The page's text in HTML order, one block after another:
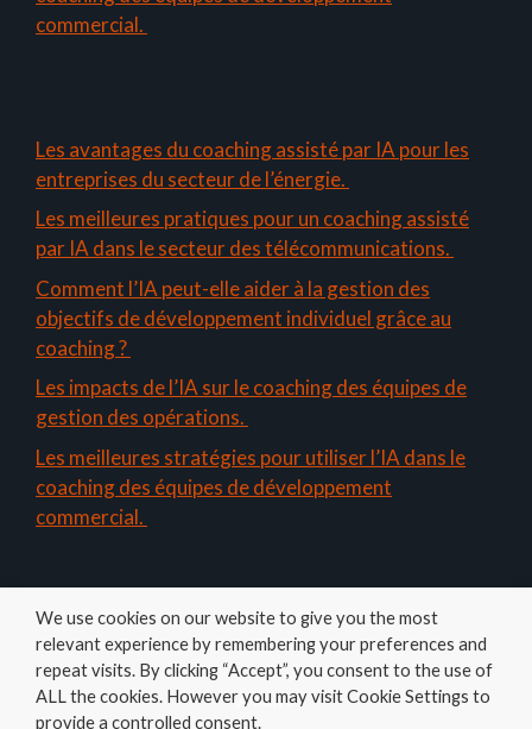
commercial.
Les avantages du coaching assisté par IA pour les
entreprises du secteur de l’énergie.
Les meilleures pratiques pour un coaching assisté
par IA dans le secteur des télécommunications.
Comment l’IA peut-elle aider à la gestion des
objectifs de développement individuel grâce au
coaching ?
Les impacts de l’IA sur le coaching des équipes de
gestion des opérations.
Les meilleures stratégies pour utiliser l’IA dans le
coaching des équipes de développement
commercial.
Amelys
We use cookies on our website to give you the most
relevant experience by remembering your preferences and
repeat visits. By clicking “Accept”, you consent to the use of
ALL the cookies. However you may visit Cookie Settings to
provide a controlled consent.